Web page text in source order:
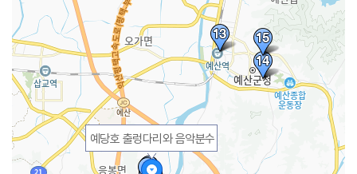
예당호 출렁다리와 음악분수